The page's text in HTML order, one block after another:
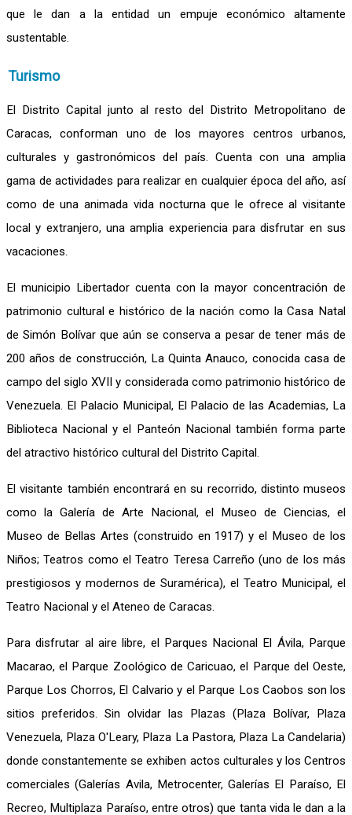
que le dan a la entidad un empuje económico altamente
sustentable.
Turismo
El Distrito Capital junto al resto del Distrito Metropolitano de
Caracas, conforman uno de los mayores centros urbanos,
culturales y gastronómicos del país. Cuenta con una amplia
gama de actividades para realizar en cualquier época del año, así
como de una animada vida nocturna que le ofrece al visitante
local y extranjero, una amplia experiencia para disfrutar en sus
vacaciones.
El municipio Libertador cuenta con la mayor concentración de
patrimonio cultural e histórico de la nación como la Casa Natal
de Simón Bolívar que aún se conserva a pesar de tener más de
200 años de construcción, La Quinta Anauco, conocida casa de
campo del siglo XVII y considerada como patrimonio histórico de
Venezuela. El Palacio Municipal, El Palacio de las Academias, La
Biblioteca Nacional y el Panteón Nacional también forma parte
del atractivo histórico cultural del Distrito Capital.
El visitante también encontrará en su recorrido, distinto museos
como la Galería de Arte Nacional, el Museo de Ciencias, el
Museo de Bellas Artes (construido en 1917) y el Museo de los
Niños; Teatros como el Teatro Teresa Carreño (uno de los más
prestigiosos y modernos de Suramérica), el Teatro Municipal, el
Teatro Nacional y el Ateneo de Caracas.
Para disfrutar al aire libre, el Parques Nacional El Ávila, Parque
Macarao, el Parque Zoológico de Caricuao, el Parque del Oeste,
Parque Los Chorros, El Calvario y el Parque Los Caobos son los
sitios preferidos. Sin olvidar las Plazas (Plaza Bolívar, Plaza
Venezuela, Plaza O'Leary, Plaza La Pastora, Plaza La Candelaria)
donde constantemente se exhiben actos culturales y los Centros
comerciales (Galerías Avila, Metrocenter, Galerías El Paraíso, El
Recreo, Multiplaza Paraíso, entre otros) que tanta vida le dan a la